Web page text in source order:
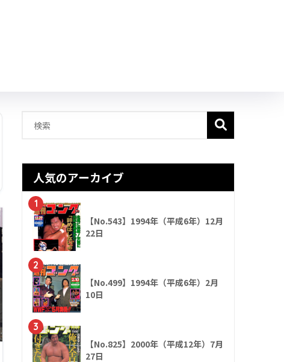
人気のアーカイブ
1
【No.543】1994年（平成6年）12月
22日
2
【No.499】1994年（平成6年）2月
10日
3
【No.825】2000年（平成12年）7月
27日